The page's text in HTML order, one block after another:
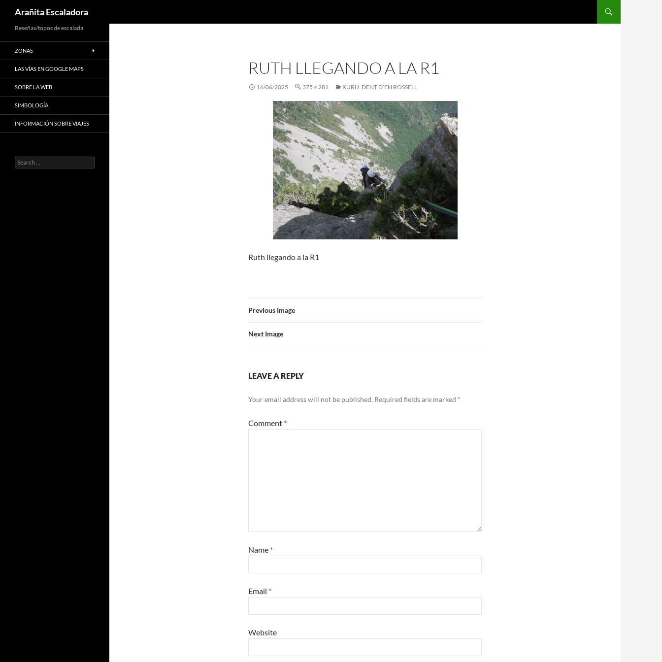
to
content
Arañita Escaladora
RUTH LLEGANDO A LA R1
16/06/2025 375 × 281 KURU. DENT D’EN ROSSELL
Ruth llegando a la R1
Previous Image
Next Image
LEAVE A REPLY
Your email address will not be published. Required fields are marked *
Comment *
Name *
Email *
Website
Reseñas/topos de escalada
ZONAS
LAS VÍAS EN GOOGLE MAPS
SOBRE LA WEB
SIMBOLOGÍA
INFORMACIÓN SOBRE VIAJES
Search
for: